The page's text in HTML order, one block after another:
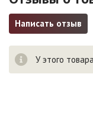
Написать отзыв
У этого